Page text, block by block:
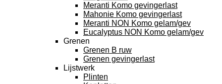
Meranti Komo gevingerlast
Mahonie Komo gevingerlast
Meranti NON Komo gelam/gev
Eucalyptus NON Komo gelam/gev
Grenen
Grenen B ruw
Grenen gevingerlast
Lijstwerk
Plinten